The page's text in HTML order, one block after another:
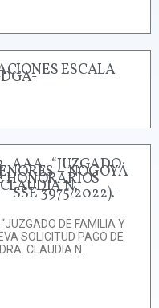
ESCALA
-AAA- “JUZGADO
– NOGOYÁ
HONORARIOS
N.
SSE 3975/2022).-
DE FAMILIA Y
SOLICITUD PAGO DE
CLAUDIA N.